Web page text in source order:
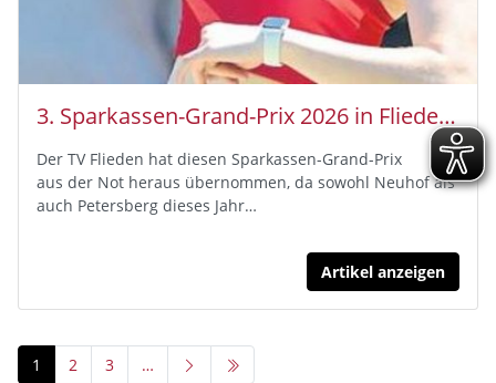
3. Sparkassen-Grand-Prix 2026 in Flieden - 373 Athleten bei „Not-Grand-Prix“
Der TV Flieden hat diesen Sparkassen-Grand-Prix
aus der Not heraus übernommen, da sowohl Neuhof als
auch Petersberg dieses Jahr…
Artikel anzeigen
1 2 3 …